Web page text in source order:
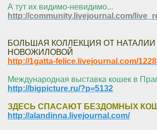
А тут их видимо-невидимо...
http://community.livejournal.com/
БОЛЬШАЯ КОЛЛЕКЦИЯ ОТ НАТАЛИИ
НОВОЖИЛОВОЙ
http://1gatta-felice.livejournal.com/
Международная выставка кошек в
http://bigpicture.ru/?p=5132
ЗДЕСЬ СПАСАЮТ БЕЗДОМНЫХ
http://alandinna.livejournal.com/